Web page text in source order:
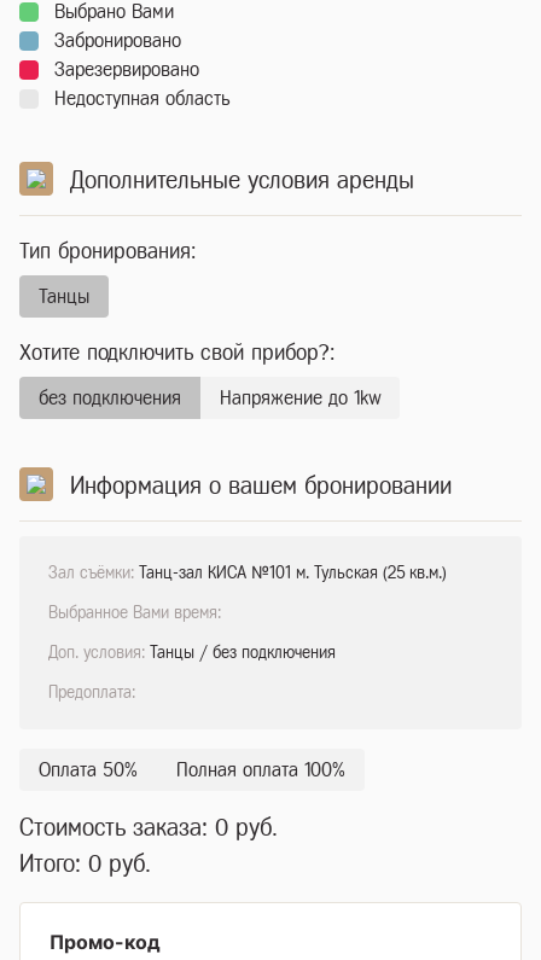
Выбрано Вами
Забронировано
Зарезервировано
Недоступная область
Дополнительные условия аренды
Тип бронирования:
Танцы
Хотите подключить свой прибор?:
без подключения Напряжение до 1kw
Информация о вашем бронировании
Зал съёмки: Танц-зал КИСА №101 м. Тульская (25 кв.м.)
Выбранное Вами время:
Доп. условия: Танцы / без подключения
Предоплата:
Оплата 50% Полная оплата 100%
Стоимость заказа: 0 руб.
Итого: 0 руб.
Промо-код